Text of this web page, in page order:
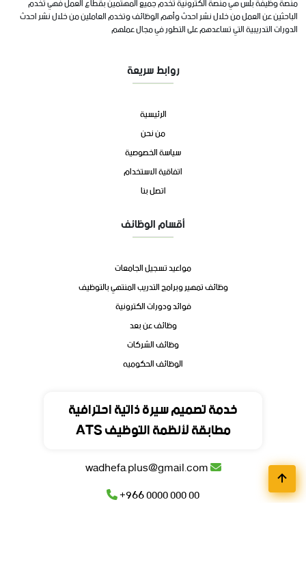
خدمة تصميم سيرة ذاتية احترافية
مطابقة لأنظمة التوظيف ATS
منصة وظيفة بلس هي منصة الكترونية تخدم جميع المهتمين بقطاع العمل فهي تخدم
الباحثين عن العمل من خلال نشر احدث وأهم الوظائف وتخدم العاملين من خلال نشر احدث
الدورات التدريبية التي تساعدهم على التطور في مجال عملهم
روابط سريعة
الرئيسية
من نحن
سياسة الخصوصية
اتفاقية الاستخدام
اتصل بنا
أقسام الوظائف
مواعيد تسجيل الجامعات
وظائف تمهير وبرامج التدريب المنتهي بالتوظيف
فوائد ودورات الكترونية
وظائف عن بعد
وظائف الشركات
الوظائف الحكوميه
المملكة العربية السعودية
+966 0000 000 00